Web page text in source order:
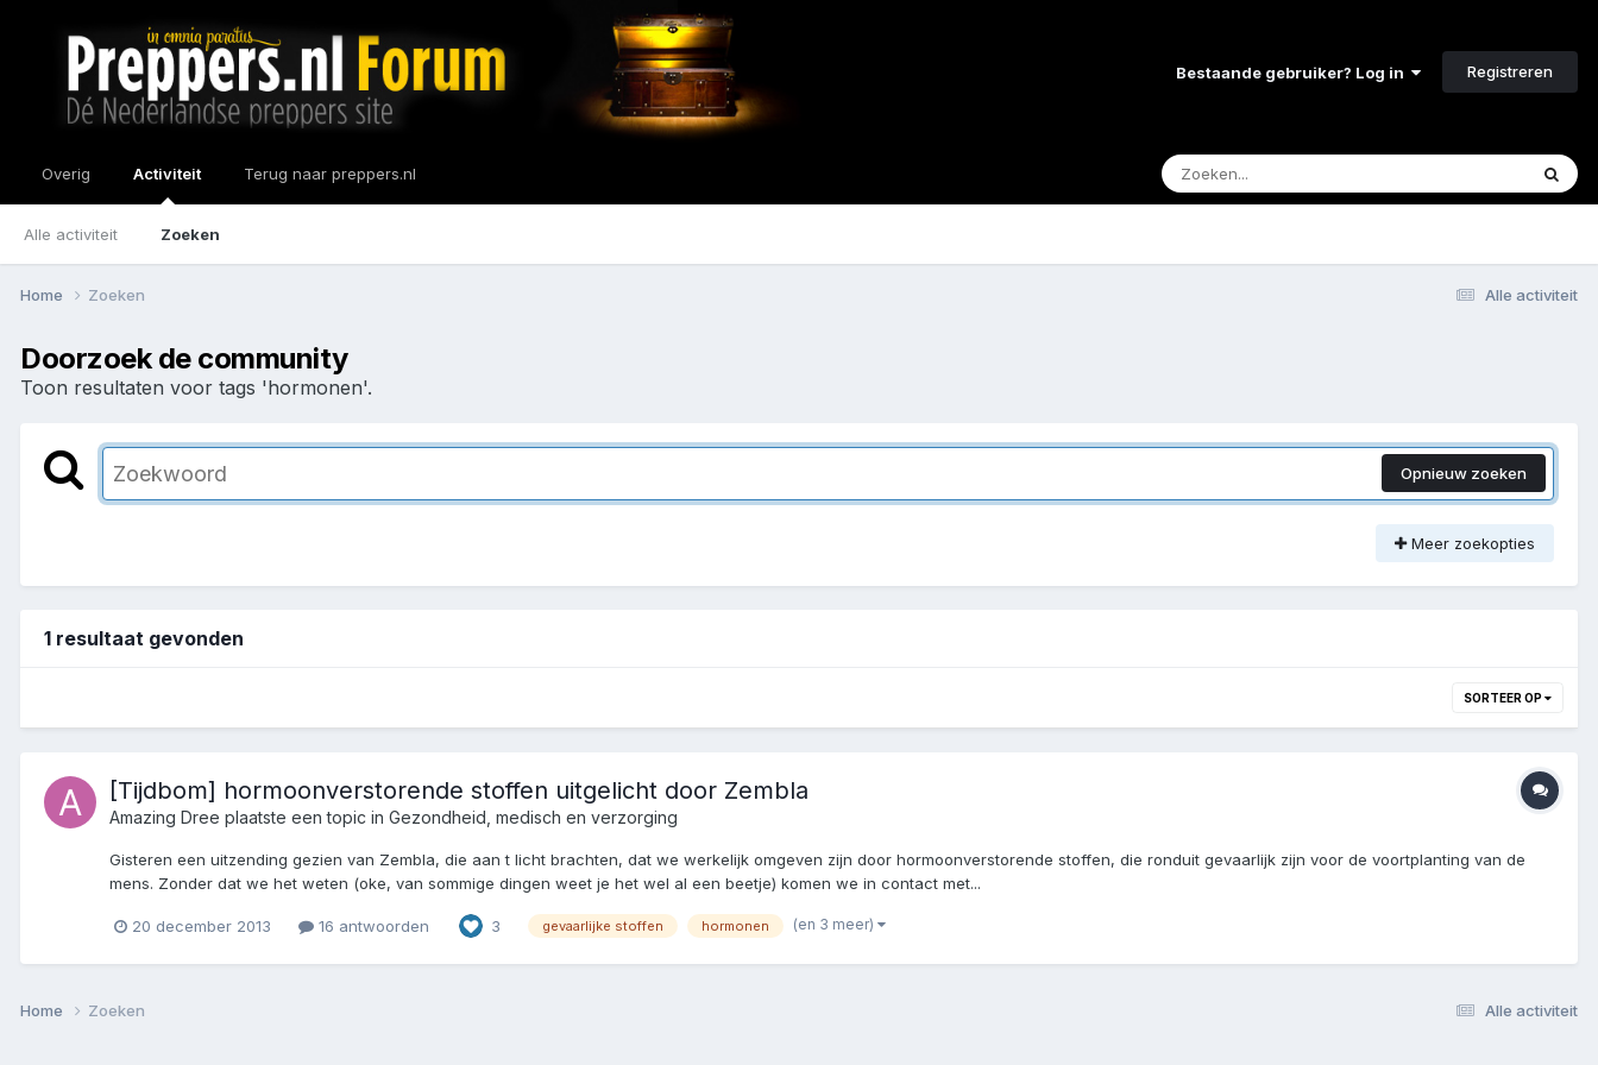
Bestaande gebruiker? Log in Registreren
Overig Activiteit
Alle activiteit Zoeken
Terug naar preppers.nl
Alle activiteit
Home Zoeken
Doorzoek de community
Toon resultaten voor tags 'hormonen'.
Opnieuw zoeken
Meer zoekopties
1 resultaat gevonden
SORTEER OP
[Tijdbom] hormoonverstorende stoffen uitgelicht door Zembla
Amazing Dree plaatste een topic in Gezondheid, medisch en verzorging
Gisteren een uitzending gezien van Zembla, die aan t licht brachten, dat we werkelijk omgeven zijn door hormoonverstorende stoffen, die ronduit gevaarlijk zijn voor de voortplanting van de
mens. Zonder dat we het weten (oke, van sommige dingen weet je het wel al een beetje) komen we in contact met...
20 december 2013 16 antwoorden 3 gevaarlijke stoffen hormonen (en 3 meer)
Alle activiteit
Home Zoeken